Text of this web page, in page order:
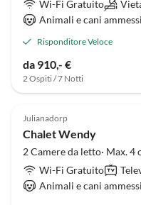
Wi-Fi Gratuito
Animali e cani ammessi
Risponditore Veloce
da 910,- €
2 Ospiti / 7 Notti
3.5 (1)
Julianadorp
Chalet Wendy
2 Camere da letto· Max. 4
Wi-Fi Gratuito
Animali e cani ammessi